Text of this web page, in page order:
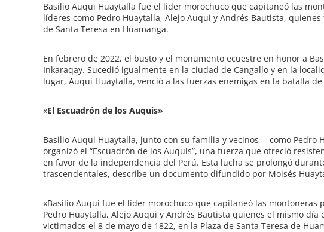
Basilio Auqui Huaytalla fue el lider morochuco que capitaneó las
líderes como Pedro Huaytalla, Alejo Auqui y Andrés Bautista,
de Santa Teresa en Huamanga.
En febrero de 2022, el busto y el monumento ecuestre en honor a
Inkaraqay. Sucedió igualmente en la ciudad de Cangallo y en la
lugar, Auqui Huaytalla, venció a las fuerzas enemigas en la batalla
«El Escuadrón de los Auquis»
Basilio Auqui Huaytalla, junto con su familia y vecinos —como Pedro
organizó el “Escuadrón de los Auquis”, una fuerza que ofreció
en favor de la independencia del Perú. Esta lucha se prolongó
trascendentales, describe un documento difundido por Moisés
«Basilio Auqui fue el líder morochuco que capitaneó las montoneras
Pedro Huaytalla, Alejo Auqui y Andrés Bautista quienes el mismo día
victimados el 8 de mayo de 1822, en la Plaza de Santa Teresa de